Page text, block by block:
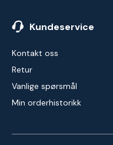
Kundeservice
Kontakt oss
Retur
Vanlige spørsmål
Min orderhistorikk